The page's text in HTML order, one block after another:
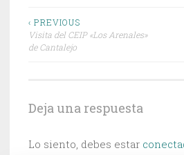
Navegación
de
‹ PREVIOUS
Visita del CEIP «Los Arenales»
de Cantalejo
Deja una respuesta
Lo siento, debes estar